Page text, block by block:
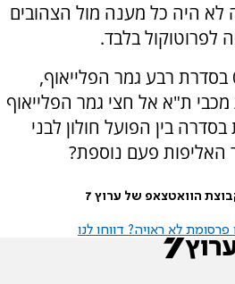
לא היה כל מענה מול הצהובים
לפרוטוקול בלבד.
זה נגמר עם 75:98 ו-0:3 בסדרת רבע גמר הפלייאוף,
ת"א אל חצי גמר הפלייאוף
בין הפועל חולון לבני
האליפות פעם נוספת?
הוואטצאפ של ערוץ 7
לא ראויה? דווחו לנו